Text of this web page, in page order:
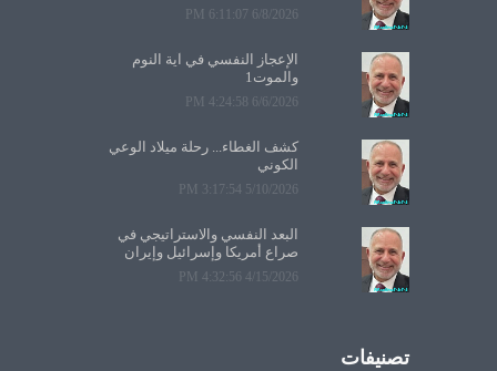
6/8/2026 6:11:07 PM
الإعجاز النفسي في آية النوم
والموت1
6/6/2026 4:24:58 PM
كشف الغطاء... رحلة ميلاد الوعي
الكوني
5/10/2026 3:17:54 PM
البعد النفسي والاستراتيجي في
صراع أمريكا وإسرائيل وإيران
4/15/2026 4:32:56 PM
تصنيفات